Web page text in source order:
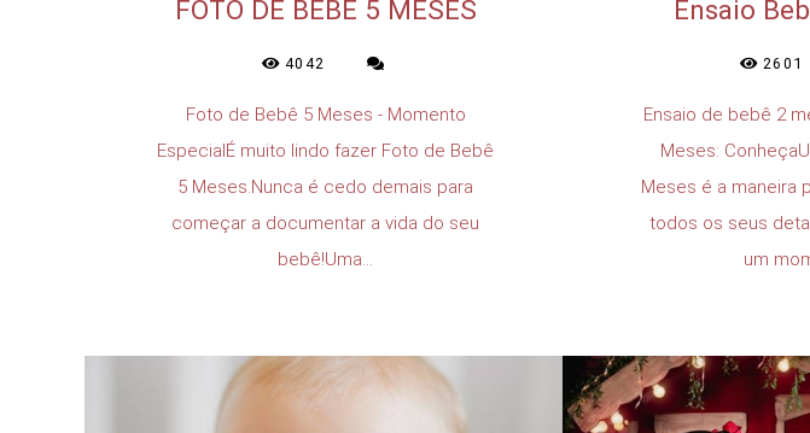
FOTO DE BEBÊ 5 MESES
4042
Foto de Bebê 5 Meses - Momento
EspecialÉ muito lindo fazer Foto de Bebê
5 Meses.Nunca é cedo demais para
começar a documentar a vida do seu
bebê!Uma...
Ensaio
2601
Ensaio de bebê 2
Meses:
Meses é a maneira
todos os seus
um